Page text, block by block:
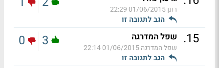
רונן01/06/2015 22:29
הגב לתגובה זו
15
. שפל המדרגה
שפל המדרגה01/06/2015 22:14
הגב לתגובה זו
3
0